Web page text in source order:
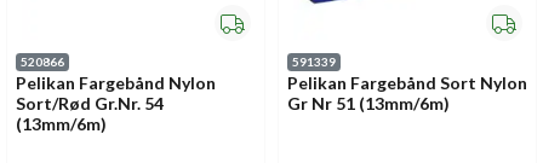
520866
Pelikan Fargebånd Nylon
Sort/Rød Gr.Nr. 54
(13mm/6m)
591339
Pelikan Fargebånd Sort Nylon
Gr Nr 51 (13mm/6m)